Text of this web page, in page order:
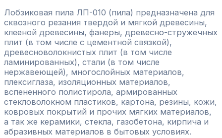
Лобзиковая пила ЛП-010 (пила) предназначена для
сквозного резания твердой и мягкой древесины,
клееной древесины, фанеры, древесно-стружечных
плит (в том числе с цементной связкой),
древесноволокнистых плит (в том числе
ламинированных), стали (в том числе
нержавеющей), многослойных материалов,
плексиглаза, изоляционных материалов,
вспененного полистирола, армированных
стекловолокном пластиков, картона, резины, кожи,
ковровых покрытий и прочих мягких материалов,
а так же керамики, стекла, газобетона, кирпича и
абразивных материалов в бытовых условиях.